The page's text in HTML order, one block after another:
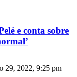
e conta sobre
29, 2022, 9:25 pm